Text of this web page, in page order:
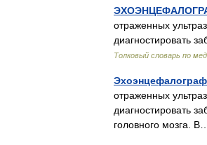
отраженных
диагностировать
Толковый словарь по
отраженных
диагностировать
головного мозга.